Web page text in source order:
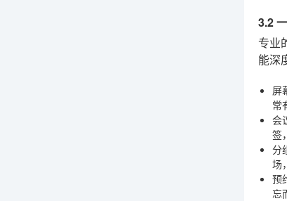
3.2
专业
能深
屏
常
会
签
分
场
预
忘